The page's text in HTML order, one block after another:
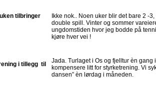
tilbringer
Ikke nok.. Noen uker blir det bare 2 -
double spill. Vinter og sommer
ungdomstiden hvor jeg bodde på
kjøre hver vei !
i tillegg til
Jada. Turlaget i Os og fjelltur èn gang
kompensere litt for styrketrening. Vi
dansen” èn lørdag i måneden.